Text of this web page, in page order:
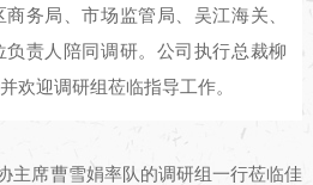
务局、市场监管局、吴江海关、
责人陪同调研。公司执行总裁柳
欢迎调研组莅临指导工作。
主席曹雪娟率队的调研组一行莅临佳